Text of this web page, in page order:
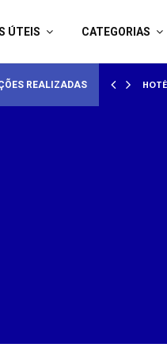
ÚTEIS CATEGORIAS
REALIZADAS